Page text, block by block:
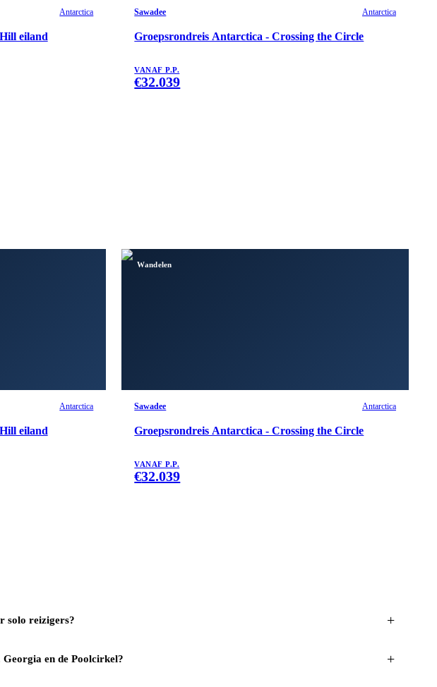
Antarctica
eiland
Sawadee Antarctica
Groepsrondreis Antarctica - Crossing the Circle
VANAF P.P.
€32.039
Antarctica
eiland
Wandelen
Sawadee Antarctica
Groepsrondreis Antarctica - Crossing the Circle
VANAF P.P.
€32.039
solo reizigers? +
en de Poolcirkel? +